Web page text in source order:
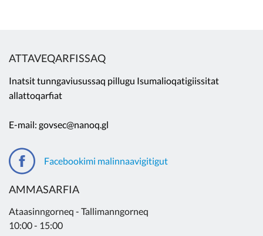
ATTAVEQARFISSAQ
Inatsit tunngaviusussaq pillugu Isumalioqatigiissitat
allattoqarfiat
E-mail: govsec@nanoq.gl
Facebookimi malinnaavigitigut
AMMASARFIA
Ataasinngorneq - Tallimanngorneq
10:00 - 15:00